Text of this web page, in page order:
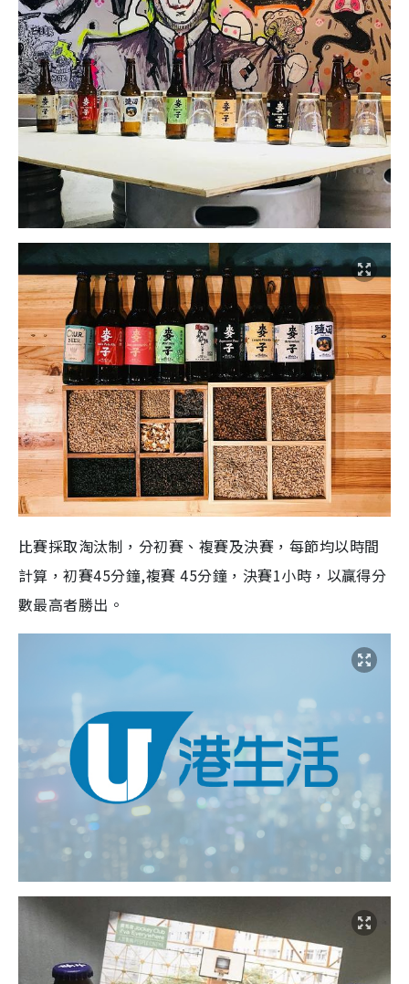
比賽採取淘汰制，分初賽、複賽及決賽，每節均以時間
計算，初賽45分鐘,複賽 45分鐘，決賽1小時，以贏得分
數最高者勝出。